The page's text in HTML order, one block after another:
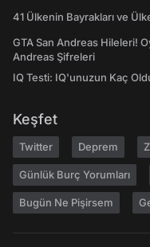
41 Ülkenin Bayrakları ve
GTA San Andreas Hileleri!
Andreas Şifreleri
IQ Testi: IQ'unuzun Kaç
Keşfet
Twitter Deprem
Günlük Burç Yorumları
Bugün Ne Pişirsem